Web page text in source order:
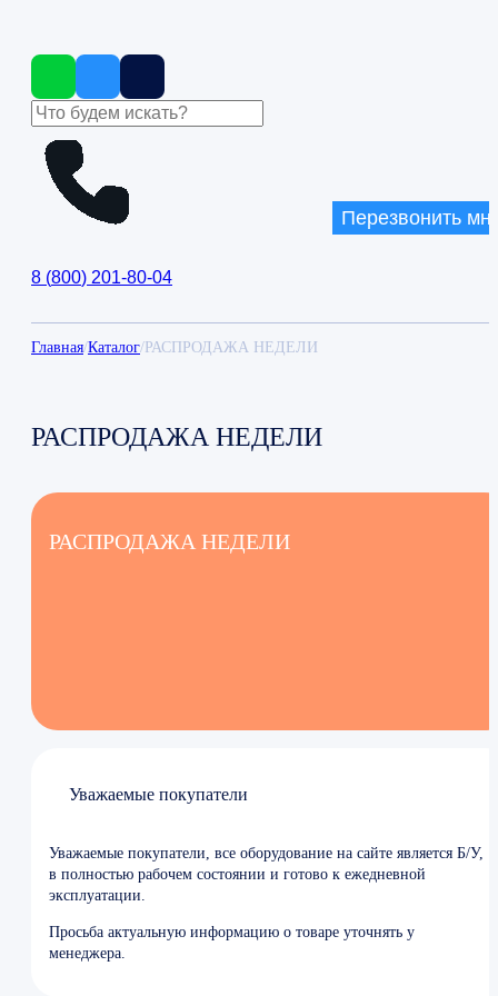
8 (800) 201-80-04
Перезвонить
Главная/Каталог/ РАСПРОДАЖА НЕДЕЛИ
РАСПРОДАЖА НЕДЕЛИ
РАСПРОДАЖА НЕДЕЛИ
Уважаемые покупатели
Уважаемые покупатели, все оборудование на сайте является Б/У,
в полностью рабочем состоянии и готово к ежедневной
эксплуатации.
Просьба актуальную информацию о товаре уточнять у
менеджера.